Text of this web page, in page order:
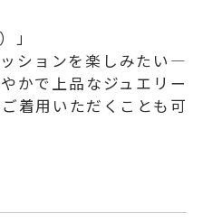
」
ションを楽しみたい―
かで上品なジュエリー
着用いただくことも可